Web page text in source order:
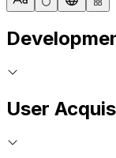
User